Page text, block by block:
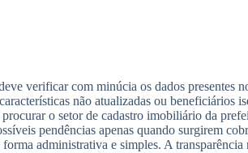
verificar com minúcia os dados
não atualizadas ou
o setor de cadastro imobiliário da
pendências apenas quando surgirem
administrativa e simples. A